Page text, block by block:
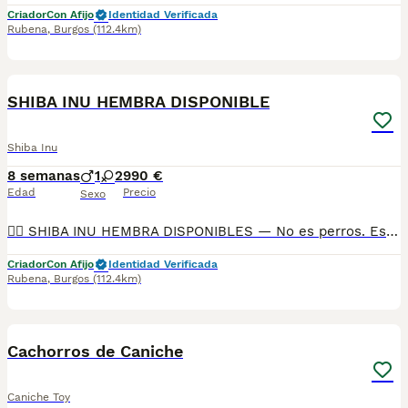
CriadorCon Afijo
Identidad Verificada
Rubena, Burgos (112.4km)
SHIBA INU HEMBRA DISPONIBLE
Shiba Inu
8 semanas
Edad
1 2
Sexo
990 €
Precio
🐕‍🦺 SHIBA INU HEMBRA DISPONIBLES — No es perros. Es una filosofía con patas. 🐕‍🦺 Un Shiba no viene a “hacerte compañía”. Viene a compartir su mundo contigo, a enseñarte paciencia, elegancia y a cómo decir mucho… sin decir nada. 📌 Precio: 990 € (21% IVA incluido) NO FINANCIAMOS 📍 No compramos confianza. La mostramos. ¿Quieres ver dónde crecen? ¿Con quién socializan? ¿Con qué humanos comparten su día a día? Ven. Observa. Siente. No hay nada que ocultar cuando se cría con respeto. Y aquí lo hacemos con conciencia, no por volumen. 📦 ¿Qué te llevas con este cachorro que no obedece… porque razona? ✔️ Microchip ✔️ Pasaporte ✔️ Vacunas y controles veterinarios al día ✔️ Socialización desde pequeños con personas y otros animales ✔️ Chequeo veterinario completo antes de la entrega ✔️ [Opcional] Pedigree nacional (si te gusta que todo esté bien documentado) 🧭 Y para que no te sientas solo en el camino: 🟠 Te orientamos en todo: alimentación, adaptación, higiene, carácter 🟠 Aceptamos varias formas de pago (pero no financiamos — esto no es consumo rápido) 📞 Para preguntas, dudas o incluso para venir solo a mirar (y que elija él si tú eres su humano): Teléfono y WhatsApp: 690 71 43 23 📍 N.Z.: 008015 ⚠️ El Shiba no es para cualquiera. Es para quien respeta la libertad, la elegancia y el silencio que dice más que mil ladridos. Si eso resuena contigo… quizá no sea casualidad que estés leyendo esto.
CriadorCon Afijo
Identidad Verificada
Rubena, Burgos (112.4km)
Cachorros de Caniche
Caniche Toy